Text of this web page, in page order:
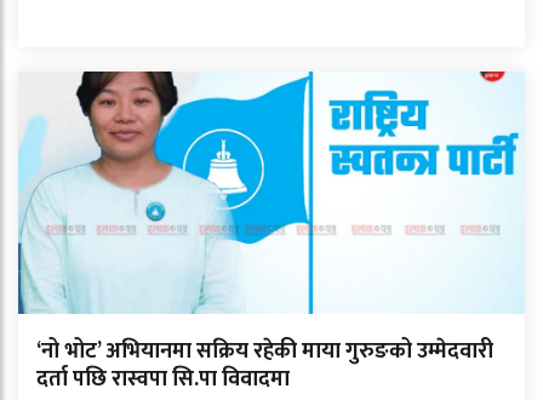
‘नो भोट’ अभियानमा सक्रिय रहेकी माया गुरुङको उम्मेदवारी
दर्ता पछि रास्वपा सि.पा विवादमा